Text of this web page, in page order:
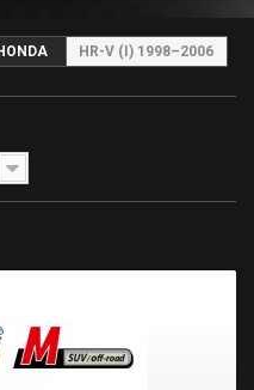
HR-V (I) 1998–2006